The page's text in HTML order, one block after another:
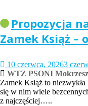
Propozycja
Zamek Książ –
10 czerwca, 20263
WTZ PSONI
Zamek Książ to
się w nim wiele
z najczęściej…..